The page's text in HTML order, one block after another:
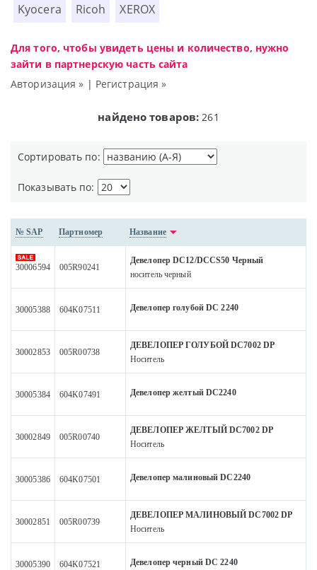
Kyocera Ricoh XEROX
Для того, чтобы увидеть цены и количество, нужно
зайти в партнерскую часть сайта
Авторизация » | Регистрация »
найдено товаров: 261
Сортировать по:
Показывать по:
№ SAP Партномер Название
30006594 005R90241
Девелопер DC12/DCCS50 Черный
носитель черный
30005388 604K07511 Девелопер голубой DC 2240
30002853 005R00738
ДЕВЕЛОПЕР ГОЛУБОЙ DC7002 DP
Носитель
30005384 604K07491 Девелопер желтый DC2240
30002849 005R00740
ДЕВЕЛОПЕР ЖЕЛТЫЙ DC7002 DP
Носитель
30005386 604K07501 Девелопер малиновый DC2240
30002851 005R00739
ДЕВЕЛОПЕР МАЛИНОВЫЙ DC7002 DP
Носитель
30005390 604K07521 Девелопер черный DC 2240